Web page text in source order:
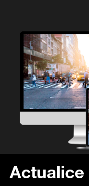
Actualice